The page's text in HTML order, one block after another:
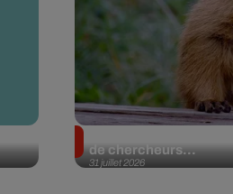
31 juillet 2026
de chercheurs...